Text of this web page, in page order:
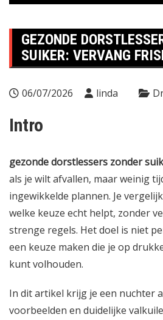
GEZONDE
SUIKER: VERVANG
06/07/2026 linda
Intro
gezonde dorstlessers zonder
als je wilt afvallen, maar weinig
ingewikkelde plannen. Je
welke keuze echt helpt, zonder
strenge regels. Het doel is niet
een keuze maken die je op
kunt volhouden.
In dit artikel krijg je een nuchter
voorbeelden en duidelijke